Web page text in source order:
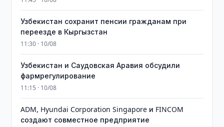
Узбекистан сохранит пенсии гражданам при
переезде в Кыргызстан
11:30 · 10/08
Узбекистан и Саудовская Аравия обсудили
фармрегулирование
11:15 · 10/08
ADM, Hyundai Corporation Singapore и FINCOM
создают совместное предприятие